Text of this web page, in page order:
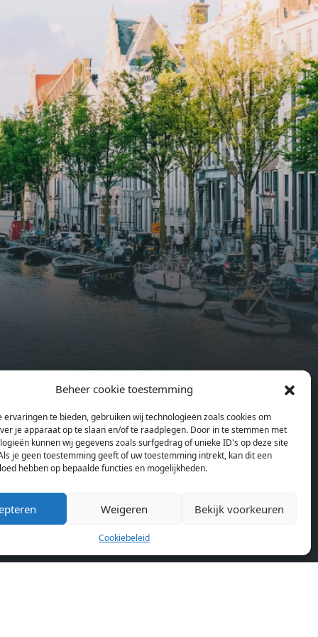
Beheer cookie toestemming
ervaringen te bieden, gebruiken wij technologieën zoals cookies om
je apparaat op te slaan en/of te raadplegen. Door in te stemmen met
kunnen wij gegevens zoals surfgedrag of unieke ID's op deze site
je geen toestemming geeft of uw toestemming intrekt, kan dit een
hebben op bepaalde functies en mogelijkheden.
Weigeren Bekijk voorkeuren
Cookiebeleid
and
spaces.The building incorporates
solar panels to generate energy
supply. The windows have solar
control glazing, and the apartments
have climate control driven by a
thermal energy storage system.
Underfloor heating and cooling
contribute to a healthy indoor
environment. The atriums' seasonal
green walls provide natural summer
cooling, improved air quality and
acoustics, and are specially
designed to attract native birds and
butterflies.The bright residence
features an efficient and functional
open floor plan, a unique custom
kitchen, a bathroom and fitted
wardrobes. High-grade finishes
floor-to-ceiling windows with
layered treatments.Notice:
final, and should be used for
informative purpose only. They are
not contractual or binding. Energy
pass This building is not subject to
EnEV. - Flatscreen TV - Hairdryer -
Heating - Towels and sheets - Iron -
Hygiene utensils - Washing machine
- Oven - Microwave - Refrigerator -
Internet - Working desk Homelike
Pagina’s
Home
Blog
Over ons
Cookiebeleid (EU)